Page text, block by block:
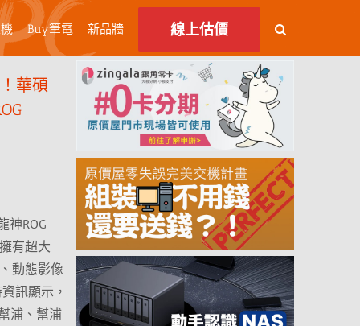
Buy筆電 新品牆 線上估價
華碩
神ROG
有超大
動態影像
訊顯示，
浦、幫浦